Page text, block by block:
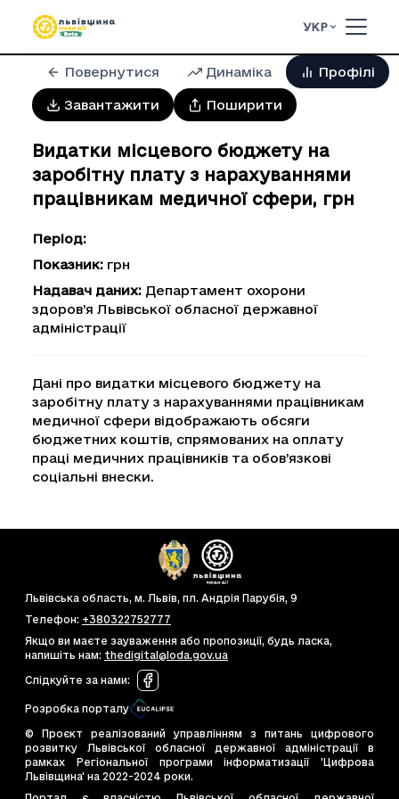
УКР
Повернутися Динаміка Профілі
Завантажити Поширити
Видатки місцевого бюджету на
заробітну плату з нарахуваннями
працівникам медичної сфери, грн
Період:
Показник: грн
Надавач даних: Департамент охорони
здоров’я Львівської обласної державної
адміністрації
Дані про видатки місцевого бюджету на
заробітну плату з нарахуваннями працівникам
медичної сфери відображають обсяги
бюджетних коштів, спрямованих на оплату
праці медичних працівників та обов’язкові
соціальні внески.
Львівська область, м. Львів, пл. Андрія Парубія, 9
Телефон: +380322752777
Якщо ви маєте зауваження або пропозиції, будь ласка,
напишіть нам: thedigital@loda.gov.ua
Слідкуйте за нами:
Розробка порталу
© Проєкт реалізований управлінням з питань цифрового
розвитку Львівської обласної державної адміністрації в
рамках Регіональної програми інформатизації 'Цифрова
Львівщина' на 2022-2024 роки.